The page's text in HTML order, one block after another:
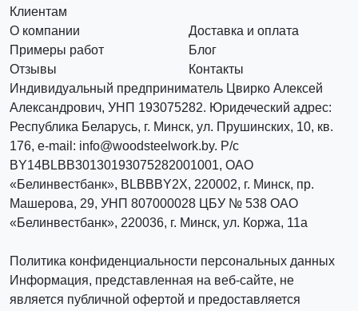
Клиентам
О компании
Доставка и оплата
Примеры работ
Блог
Отзывы
Контакты
Индивидуальный предприниматель Цвирко Алексей
Александрович, УНП 193075282. Юридеческий адрес:
Республика Беларусь, г. Минск, ул. Прушинских, 10, кв.
176, e-mail: info@woodsteelwork.by. Р/с
BY14BLBB30130193075282001001, ОАО
«Белинвестбанк», BLBBBY2X, 220002, г. Минск, пр.
Машерова, 29, УНП 807000028 ЦБУ № 538 ОАО
«Белинвестбанк», 220036, г. Минск, ул. Коржа, 11а
Политика конфиденциальности персональных данных
Информация, представленная на веб-сайте, не
является публичной офертой и предоставляется